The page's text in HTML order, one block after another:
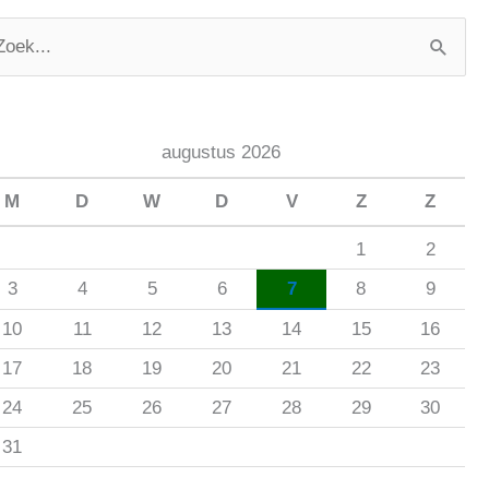
augustus 2026
M D W D V Z Z
1
2
3
4 5 6 7 8
9
10
11 12 13 14 15
16
17
18 19 20 21 22
23
24
25 26 27 28 29
30
31